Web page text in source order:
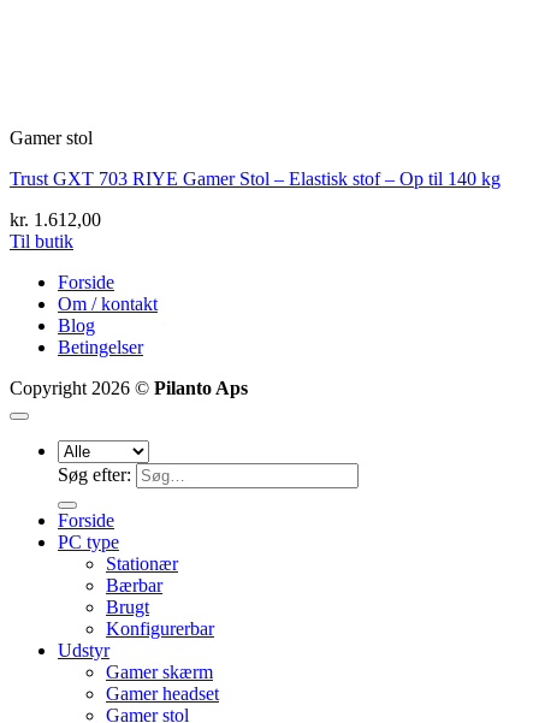
Gamer stol
Trust GXT 703 RIYE Gamer Stol – Elastisk stof – Op til 140 kg
kr. 1.612,00
Til butik
Forside
Om / kontakt
Blog
Betingelser
Copyright 2026 © Pilanto Aps
Søg efter:
Forside
PC type
Stationær
Bærbar
Brugt
Konfigurerbar
Udstyr
Gamer skærm
Gamer headset
Gamer stol